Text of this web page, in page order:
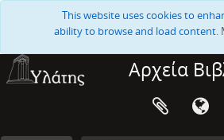
This website uses cookies to
ability to browse and load content.
Αρχεία